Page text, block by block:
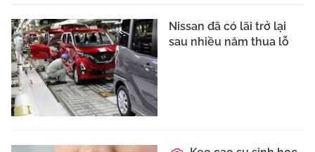
Nissan đã có lãi trở lại
sau nhiều năm thua lỗ